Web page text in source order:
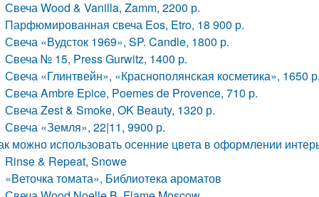
Свеча Wood & Vanilla, Zamm, 2200 р.
Парфюмированная свеча Eos, Etro, 18 900 р.
Свеча «Вудсток 1969», SP. Candle, 1800 р.
Свеча № 15, Press Gurwitz, 1400 р.
Свеча «Глинтвейн», «Краснополянская косметика», 1650 р.
Свеча Ambre Epice, Poemes de Provence, 710 р.
Свеча Zest & Smoke, OK Beauty, 1320 р.
Свеча «Земля», 22|11, 9900 р.
можно использовать осенние цвета в оформлении
Rinse & Repeat, Snowe
«Веточка томата», Библиотека ароматов